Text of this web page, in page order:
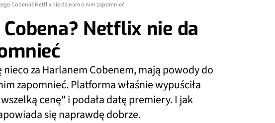
Cobena? Netflix nie da nam o nim zapomnieć
Netflix nie da
nieco za Harlanem Cobenem, mają powody do
zapomnieć. Platforma właśnie wypuściła
cenę" i podała datę premiery. I jak
się naprawdę dobrze.